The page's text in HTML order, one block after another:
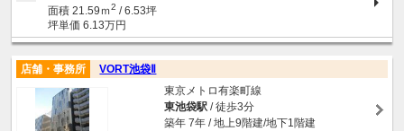
面積 21.59ｍ2 / 6.53坪
坪単価 6.13万円
店舗・事務所
VORT池袋Ⅱ
東京メトロ有楽町線
東池袋駅/ 徒歩3分
築年 7年 / 地上9階建/地下1階建